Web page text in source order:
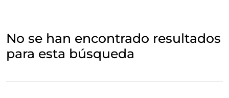
No se han encontrado resultados
para esta búsqueda